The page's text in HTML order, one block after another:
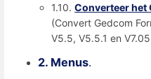
1.10.Converteer het
(Convert Gedcom
V5.5, V5.5.1 en V7.05
2. Menus.